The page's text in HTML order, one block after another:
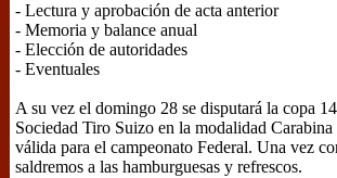
- Lectura y aprobación de acta anterior
- Memoria y balance anual
- Elección de autoridades
- Eventuales
A su vez el domingo 28 se disputará la copa
Sociedad Tiro Suizo en la modalidad
válida para el campeonato Federal. Una vez
saldremos a las hamburguesas y refrescos.